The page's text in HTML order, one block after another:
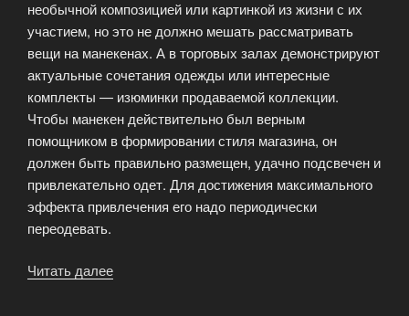
необычной композицией или картинкой из жизни с их
участием, но это не должно мешать рассматривать
вещи на манекенах. А в торговых залах демонстрируют
актуальные сочетания одежды или интересные
комплекты — изюминки продаваемой коллекции.
Чтобы манекен действительно был верным
помощником в формировании стиля магазина, он
должен быть правильно размещен, удачно подсвечен и
привлекательно одет. Для достижения максимального
эффекта привлечения его надо периодически
переодевать.
Читать далее